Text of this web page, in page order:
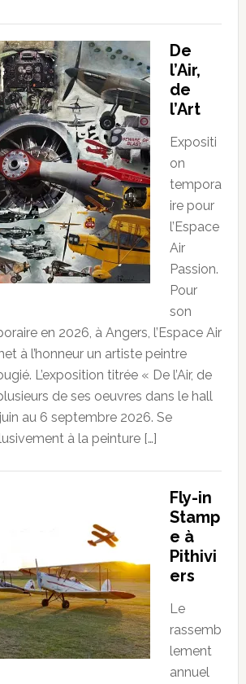
De
l’Air,
de
l’Art
Expositi
on
tempora
ire pour
l’Espace
Air
Passion.
Pour
son
en 2026, à Angers, l’Espace Air
à l’honneur un artiste peintre
L’exposition titrée « De l’Air, de
de ses oeuvres dans le hall
au 6 septembre 2026. Se
à la peinture […]
Fly-in
Stamp
e à
Pithivi
ers
Le
rassemb
lement
annuel